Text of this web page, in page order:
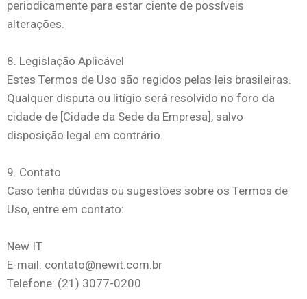
periodicamente para estar ciente de possíveis
alterações.
8. Legislação Aplicável
Estes Termos de Uso são regidos pelas leis brasileiras.
Qualquer disputa ou litígio será resolvido no foro da
cidade de [Cidade da Sede da Empresa], salvo
disposição legal em contrário.
9. Contato
Caso tenha dúvidas ou sugestões sobre os Termos de
Uso, entre em contato:
New IT
E-mail: contato@newit.com.br
Telefone: (21) 3077-0200